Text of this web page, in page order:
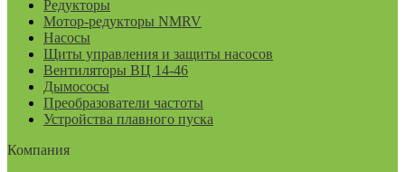
Редукторы
Мотор-редукторы NMRV
Насосы
Щиты управления и защиты насосов
Вентиляторы ВЦ 14-46
Дымососы
Преобразователи частоты
Устройства плавного пуска
Компания